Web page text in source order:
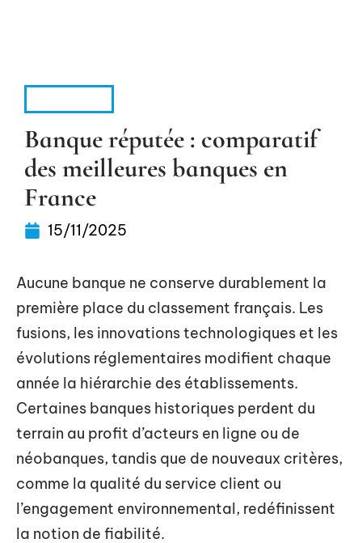
Banque réputée : comparatif
des meilleures banques en
France
15/11/2025
Aucune banque ne conserve durablement la
première place du classement français. Les
fusions, les innovations technologiques et les
évolutions réglementaires modifient chaque
année la hiérarchie des établissements.
Certaines banques historiques perdent du
terrain au profit d’acteurs en ligne ou de
néobanques, tandis que de nouveaux critères,
comme la qualité du service client ou
l’engagement environnemental, redéfinissent
la notion de fiabilité.